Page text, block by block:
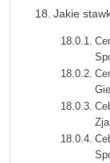
Jakie